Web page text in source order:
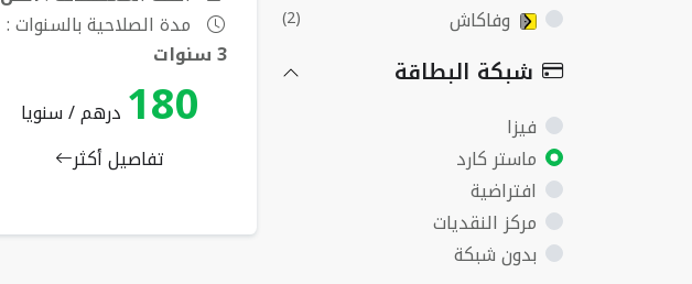
وفاكاش (2)
شبكة البطاقة
فيزا
ماستر كارد
افتراضية
مركز النقديات
بدون شبكة
مدة الصلاحية بالسنوات :
3 سنوات
180 درهم / سنويا
تفاصيل أكثر